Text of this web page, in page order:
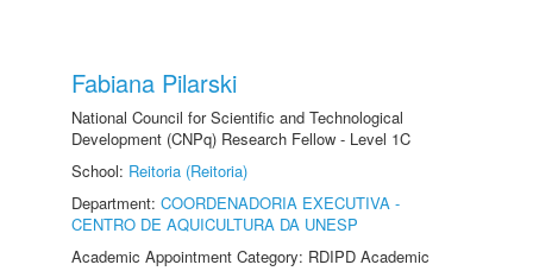
Fabiana Pilarski
National Council for Scientific and Technological
Development (CNPq) Research Fellow - Level 1C
School: Reitoria (Reitoria)
Department: COORDENADORIA EXECUTIVA -
CENTRO DE AQUICULTURA DA UNESP
Academic Appointment Category: RDIPD Academic